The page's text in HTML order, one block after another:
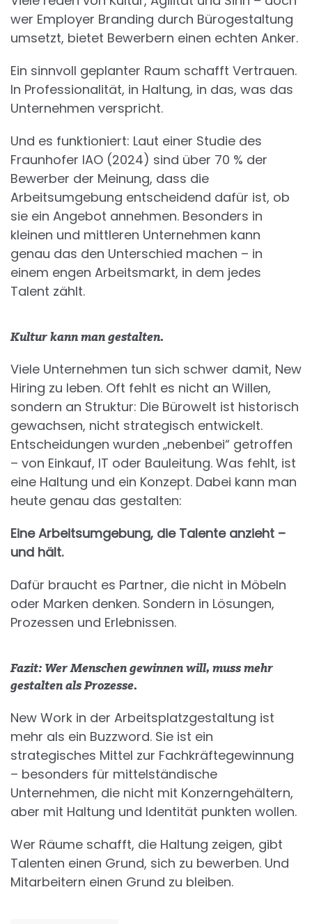
wer Employer Branding durch Bürogestaltung
umsetzt, bietet Bewerbern einen echten Anker.
Ein sinnvoll geplanter Raum schafft Vertrauen.
In Professionalität, in Haltung, in das, was das
Unternehmen verspricht.
Und es funktioniert: Laut einer Studie des
Fraunhofer IAO (2024) sind über 70 % der
Bewerber der Meinung, dass die
Arbeitsumgebung entscheidend dafür ist, ob
sie ein Angebot annehmen. Besonders in
kleinen und mittleren Unternehmen kann
genau das den Unterschied machen – in
einem engen Arbeitsmarkt, in dem jedes
Talent zählt.
Kultur kann man gestalten.
Viele Unternehmen tun sich schwer damit, New
Hiring zu leben. Oft fehlt es nicht an Willen,
sondern an Struktur: Die Bürowelt ist historisch
gewachsen, nicht strategisch entwickelt.
Entscheidungen wurden „nebenbei“ getroffen
– von Einkauf, IT oder Bauleitung. Was fehlt, ist
eine Haltung und ein Konzept. Dabei kann man
heute genau das gestalten:
Eine Arbeitsumgebung, die Talente anzieht –
und hält.
Dafür braucht es Partner, die nicht in Möbeln
oder Marken denken. Sondern in Lösungen,
Prozessen und Erlebnissen.
Fazit: Wer Menschen gewinnen will, muss mehr
gestalten als Prozesse.
New Work in der Arbeitsplatzgestaltung ist
mehr als ein Buzzword. Sie ist ein
strategisches Mittel zur Fachkräftegewinnung
– besonders für mittelständische
Unternehmen, die nicht mit Konzerngehältern,
aber mit Haltung und Identität punkten wollen.
Wer Räume schafft, die Haltung zeigen, gibt
Talenten einen Grund, sich zu bewerben. Und
Mitarbeitern einen Grund zu bleiben.